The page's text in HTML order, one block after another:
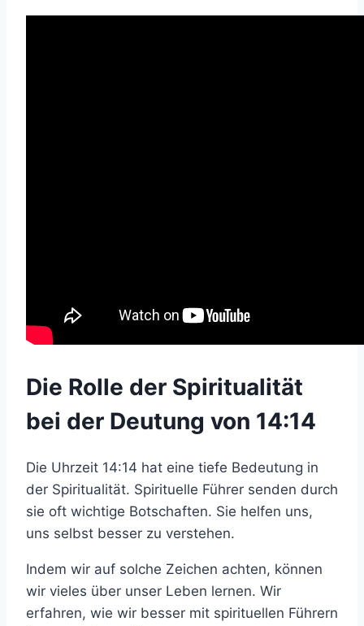
Die Rolle der Spiritualität
bei der Deutung von 14:14
Die Uhrzeit 14:14 hat eine tiefe Bedeutung in
der Spiritualität. Spirituelle Führer senden durch
sie oft wichtige Botschaften. Sie helfen uns,
uns selbst besser zu verstehen.
Indem wir auf solche Zeichen achten, können
wir vieles über unser Leben lernen. Wir
erfahren, wie wir besser mit spirituellen Führern